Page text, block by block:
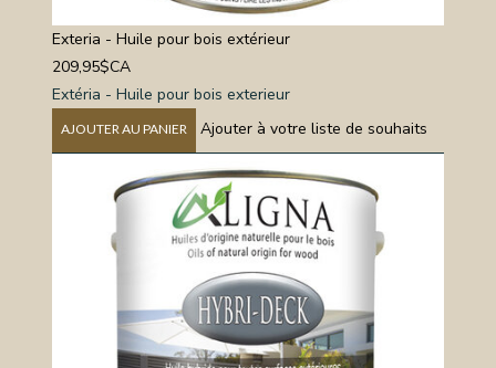
Exteria - Huile pour bois extérieur
209,95$CA
Extéria - Huile pour bois exterieur
AJOUTER AU PANIER Ajouter à votre liste de souhaits